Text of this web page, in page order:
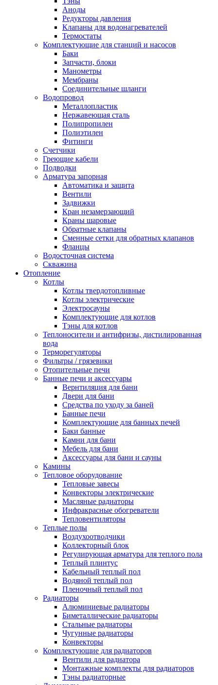
Аноды
Редукторы давления
Клапаны для водонагревателей
Термостаты
Комплектующие для станций и насосов
Баки
Запчасти, блоки
Манометры
Мембраны
Соединительные шланги
Водопровод
Металлопластик
Нержавеющая сталь
Полипропилен
Полиэтилен
Фитинги
Счетчики
Греющие кабели
Подводки
Арматура запорная
Автоматика и защита
Вентили
Задвижки
Кран незамерзающий
Краны шаровые
Обратные клапаны
Сменные сетки для обратных клапанов
Фланцы
Водосточная система
Скважина
Отопление
Котлы
Котлы твердотопливные
Котлы электрические
Электросауны
Комплектующие для котлов
Тэны для котлов
Теплоносители и антифризы, дистилированная
вода
Терморегуляторы
Фильтры / грязевики
Отопительные печи
Банные печи и аксессуары
Вернтиляция для бани
Двери для бани
Средства по уходу за баней
Банные печи
Комплектующие для банных печей
Баки банные
Камни для бани
Мебель для бани
Аксессуары для бани и сауны
Камины
Тепловое оборудование
Тепловые завесы
Конвекторы электрические
Масляные радиаторы
Инфракрасные обогреватели
Тепловентиляторы
Теплые полы
Воздухоотводчики
Коллекторный блок
Регулирующая арматура для теплого пола
Теплый плинтус
Кабельный теплый пол
Водяной теплый пол
Пленочный теплый пол
Радиаторы
Алюминиевые радиаторы
Биметаллические радиаторы
Стальные радиаторы
Чугунные радиаторы
Конвекторы
Комплектующие для радиаторов
Вентили для радиатора
Монтажные комплекты для радиаторов
Тэны радиаторные